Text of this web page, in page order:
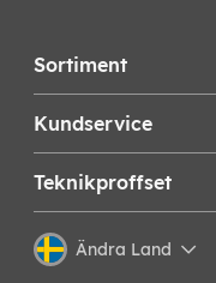
Sortiment
Kundservice
Teknikproffset
Ändra Land